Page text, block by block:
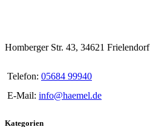
Homberger Str. 43, 34621 Frielendorf
Telefon: 05684 99940
E-Mail: info@haemel.de
Kategorien